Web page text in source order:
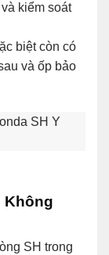
kiểm soát
biệt còn có
và ốp bảo
Không
SH trong